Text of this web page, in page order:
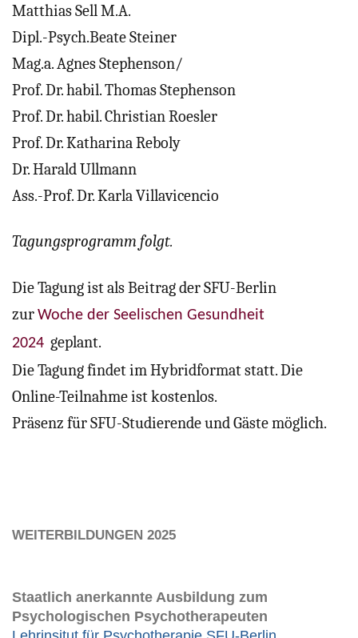
Matthias Sell M.A.
Dipl.-Psych.Beate Steiner
Mag.a. Agnes Stephenson/
Prof. Dr. habil. Thomas Stephenson
Prof. Dr. habil. Christian Roesler
Prof. Dr. Katharina Reboly
Dr. Harald Ullmann
Ass.-Prof. Dr. Karla Villavicencio
Tagungsprogramm folgt.
Die Tagung ist als Beitrag der SFU-Berlin
zur Woche der Seelischen Gesundheit
2024 geplant.
Die Tagung findet im Hybridformat statt. Die
Online-Teilnahme ist kostenlos.
Präsenz für SFU-Studierende und Gäste möglich.
WEITERBILDUNGEN 2025
Staatlich anerkannte Ausbildung zum
Psychologischen Psychotherapeuten